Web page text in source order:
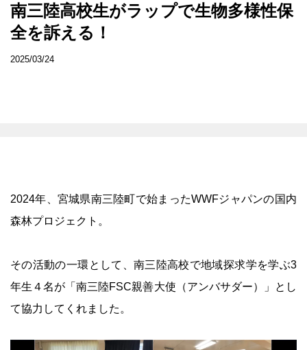
南三陸高校生がラップで生物多様性保
全を訴える！
2025/03/24
2024年、宮城県南三陸町で始まったWWFジャパンの国内
森林プロジェクト。
その活動の一環として、南三陸高校で地域探求学を学ぶ3
年生４名が「南三陸FSC親善大使（アンバサダー）」とし
て協力してくれました。